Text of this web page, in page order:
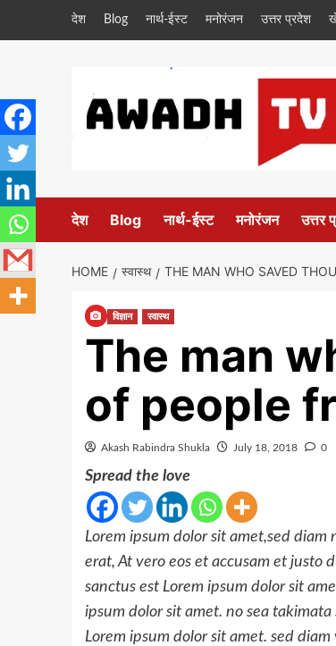
देश Blog नार्थ-ईस्ट मनोरंजन उत्तर प्रदेश
देश Blog नार्थ-ईस्ट मनोरंजन उत्तर
HOME स्वास्थ THE MAN WHO SAVED
विज्ञान स्वास्थ
The man
of people
Akash Rabindra Shukla July 18, 2018 0
Spread the love
Lorem ipsum dolor sit amet,sed
erat, At vero eos et accusam et justo
sanctus est Lorem ipsum dolor sit
ipsum dolor sit amet. no sea
Lorem ipsum dolor sit amet. sed